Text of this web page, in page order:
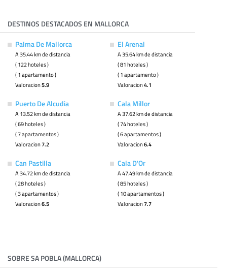
DESTINOS DESTACADOS EN MALLORCA
Palma De Mallorca
A 35.44 km de distancia
( 122 hoteles )
( 1 apartamento )
Valoracion5.9
El Arenal
A 35.64 km de distancia
( 81 hoteles )
( 1 apartamento )
Valoracion4.1
Puerto De Alcudia
A 13.52 km de distancia
( 69 hoteles )
( 7 apartamentos )
Valoracion7.2
Cala Millor
A 37.62 km de distancia
( 74 hoteles )
( 6 apartamentos )
Valoracion6.4
Can Pastilla
A 34.72 km de distancia
( 28 hoteles )
( 3 apartamentos )
Valoracion6.5
Cala D'Or
A 47.49 km de distancia
( 85 hoteles )
( 10 apartamentos )
Valoracion7.7
SOBRE SA POBLA (MALLORCA)